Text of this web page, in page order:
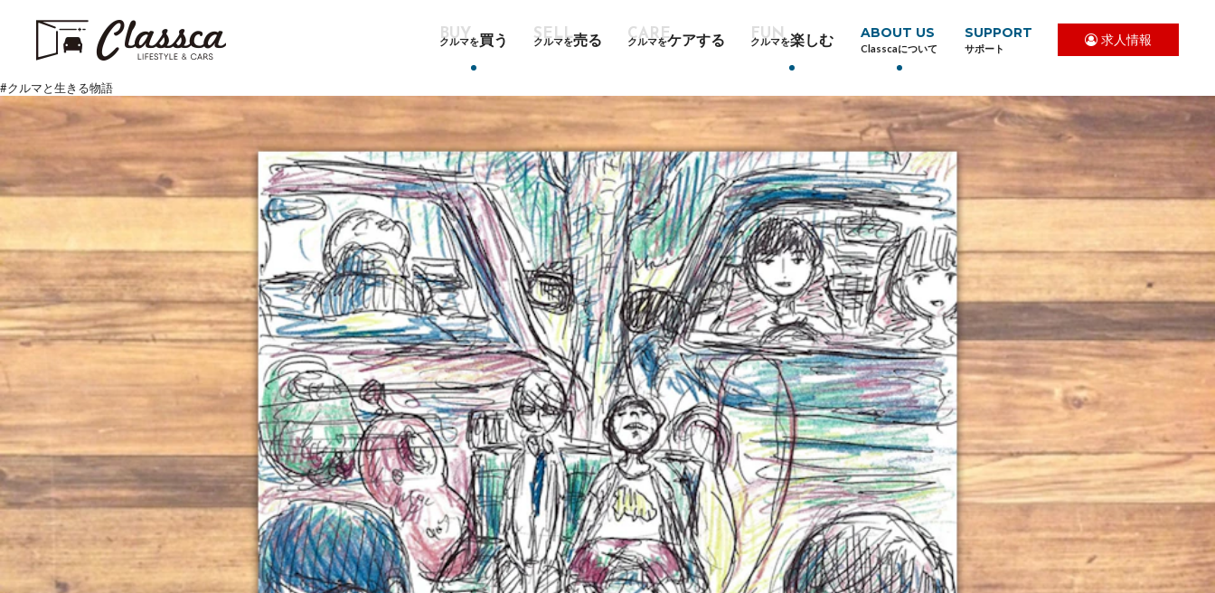
クルマを買う クルマを売る クルマをケアする クルマを楽しむ ABOUT US
Classcaについて
SUPPORT
サポート
求人情報
#クルマと生きる物語